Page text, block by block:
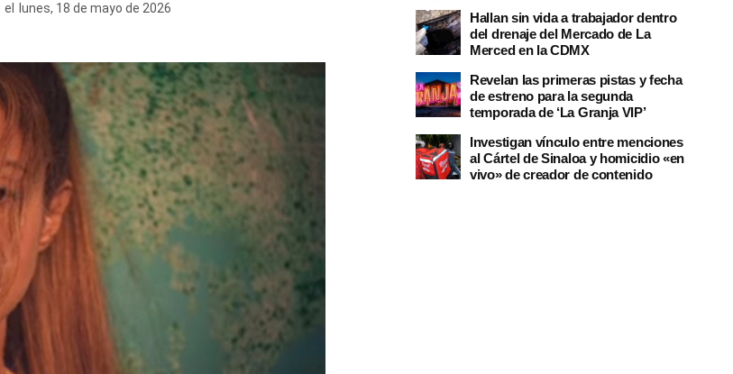
el lunes, 18 de mayo de 2026
Hallan sin vida a trabajador dentro
del drenaje del Mercado de La
Merced en la CDMX
Revelan las primeras pistas y fecha
de estreno para la segunda
temporada de ‘La Granja VIP’
Investigan vínculo entre menciones
al Cártel de Sinaloa y homicidio «en
vivo» de creador de contenido